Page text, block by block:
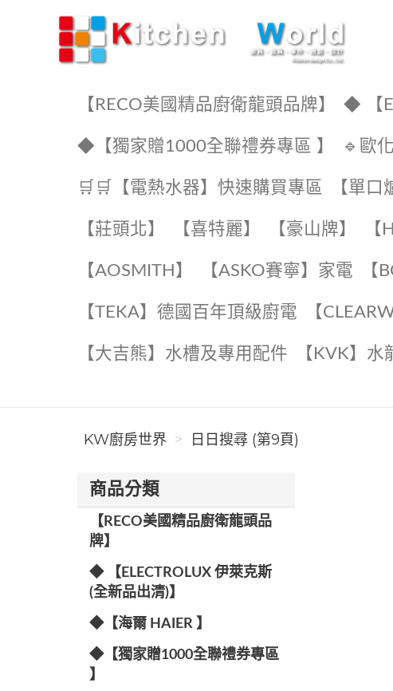
【RECO美國精品廚衛龍頭品牌】 ◆ 【
◆【獨家贈1000全聯禮券專區 】 🔹歐
🛒🛒【電熱水器】快速購買專區 【單口
【莊頭北】 【喜特麗】 【豪山牌】 【
【AOSMITH】 【ASKO賽寧】家電 【
️【TEKA】️德國百年頂級廚電 【
【大吉熊】水槽及專用配件 【KVK】水
KW廚房世界 日日搜尋 (第9頁)
商品分類
【RECO美國精品廚衛龍頭品
牌】
◆ 【ELECTROLUX 伊萊克斯
(全新品出清)】
◆【海爾 HAIER 】
◆【獨家贈1000全聯禮券專區
】